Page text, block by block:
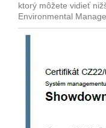
ktorý môžete vidieť
Environmental